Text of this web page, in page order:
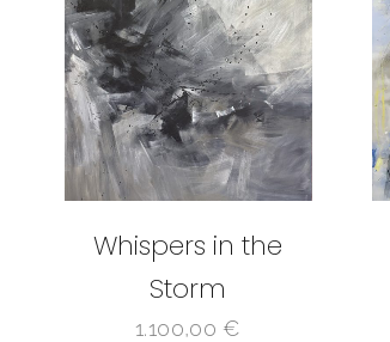
Whispers in the
Storm
1.100,00 €